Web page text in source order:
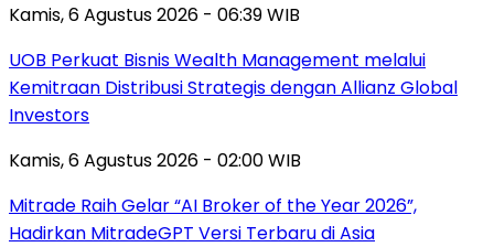
Kamis, 6 Agustus 2026 - 06:39 WIB
UOB Perkuat Bisnis Wealth Management melalui
Kemitraan Distribusi Strategis dengan Allianz Global
Investors
Kamis, 6 Agustus 2026 - 02:00 WIB
Mitrade Raih Gelar “AI Broker of the Year 2026”,
Hadirkan MitradeGPT Versi Terbaru di Asia